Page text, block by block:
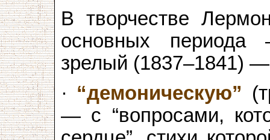
В творчестве
основных
зрелый (1837–1841)
· “демоническую”
— с “вопросами,